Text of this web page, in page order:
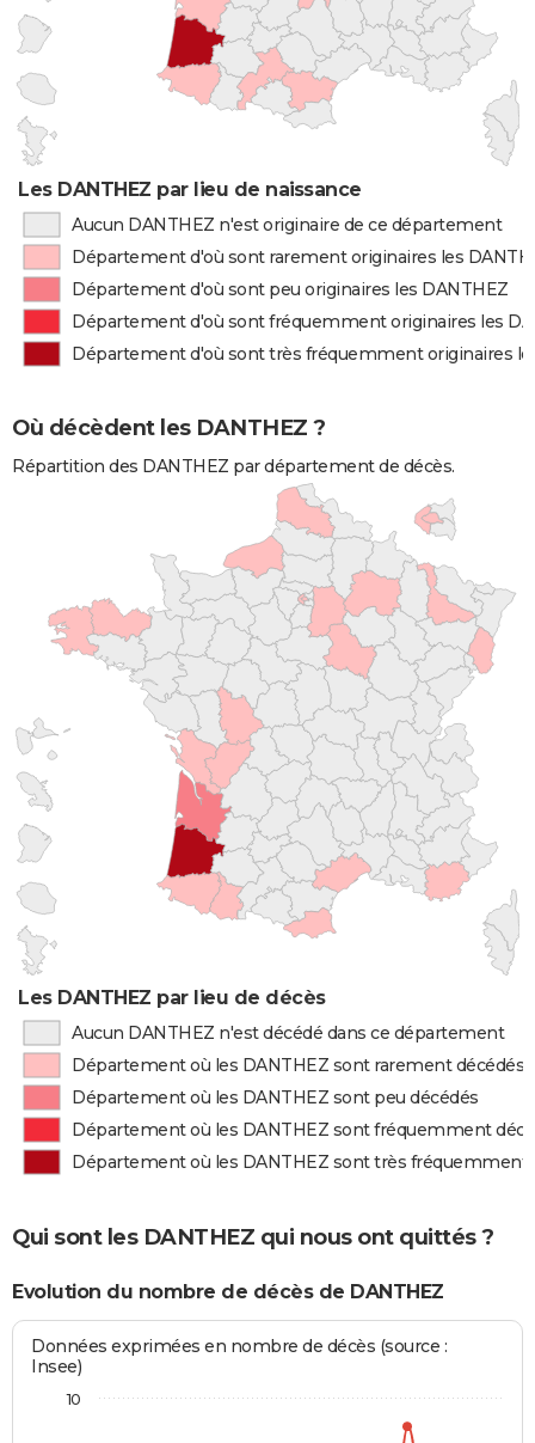
Les DANTHEZ par lieu de naissance
Aucun DANTHEZ n'est originaire de ce département
Département d'où sont rarement originaires les
Département d'où sont peu originaires les DANTHEZ
Département d'où sont fréquemment originaires les
Département d'où sont très fréquemment originaires
Où décèdent les DANTHEZ ?
Répartition des DANTHEZ par département de décès.
Les DANTHEZ par lieu de décès
Aucun DANTHEZ n'est décédé dans ce département
Département où les DANTHEZ sont rarement décédés
Département où les DANTHEZ sont peu décédés
Département où les DANTHEZ sont fréquemment
Département où les DANTHEZ sont très fréquemment
Qui sont les DANTHEZ qui nous ont quittés ?
Evolution du nombre de décès de DANTHEZ
Données exprimées en nombre de décès (source :
Insee)
10